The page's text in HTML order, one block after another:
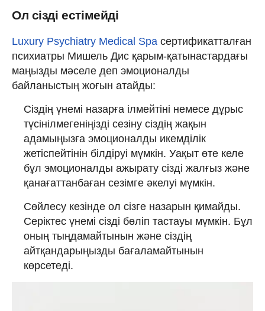
Ол сізді естімейді
Luxury Psychiatry Medical Spa сертификатталған
психиатры Мишель Дис қарым-қатынастардағы
маңызды мәселе деп эмоционалды
байланыстың жоғын атайды:
Сіздің үнемі назарға ілмейтіні немесе дұрыс
түсінілмегеніңізді сезіну сіздің жақын
адамыңызға эмоционалды икемділік
жетіспейтінін білдіруі мүмкін. Уақыт өте келе
бұл эмоционалды ажырату сізді жалғыз және
қанағаттанбаған сезімге әкелуі мүмкін.
Сөйлесу кезінде ол сізге назарын қимайды.
Серіктес үнемі сізді бөліп тастауы мүмкін. Бұл
оның тыңдамайтынын және сіздің
айтқандарыңызды бағаламайтынын
көрсетеді.